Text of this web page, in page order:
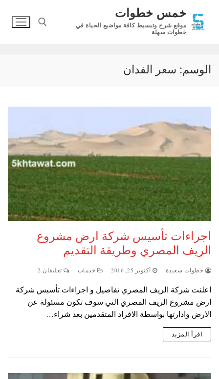
المحتوى
خمس خطوات
موقع شرح وتبسيط كافة مواضيع الحياة في
خطوات سهلة
الوسم: سعر الفدان
اجراءات تأسيس شركة ارض مشروع
الريف المصري وطريقة التقديم
خطوات سعيدة أكتوبر 25, 2016 خدمات تعليقان 2
اعلنت شركة الريف المصري تفاصيل و اجراءات تأسيس شركة
ارض مشروع الريف المصري التي سوف تكون مسئولة عن
الارض وادارتها بواسطة الافراد المتقدمين بعد شراء…
اقرأ المزيد